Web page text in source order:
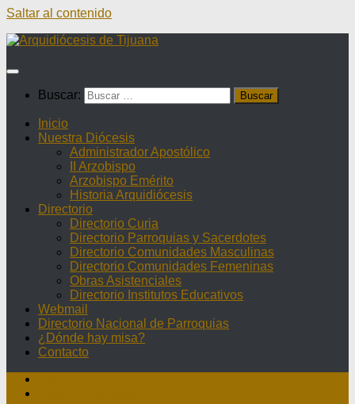
Saltar al contenido
Buscar:
Inicio
Nuestra Diócesis
Administrador Apostólico
II Arzobispo
Arzobispo Emérito
Historia Arquidiócesis
Directorio
Directorio Curia
Directorio Parroquias y Sacerdotes
Directorio Comunidades Masculinas
Directorio Comunidades Femeninas
Obras Asistenciales
Directorio Institutos Educativos
Webmail
Directorio Nacional de Parroquias
¿Dónde hay misa?
Contacto